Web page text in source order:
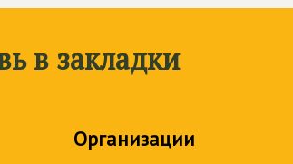
в закладки
Организации